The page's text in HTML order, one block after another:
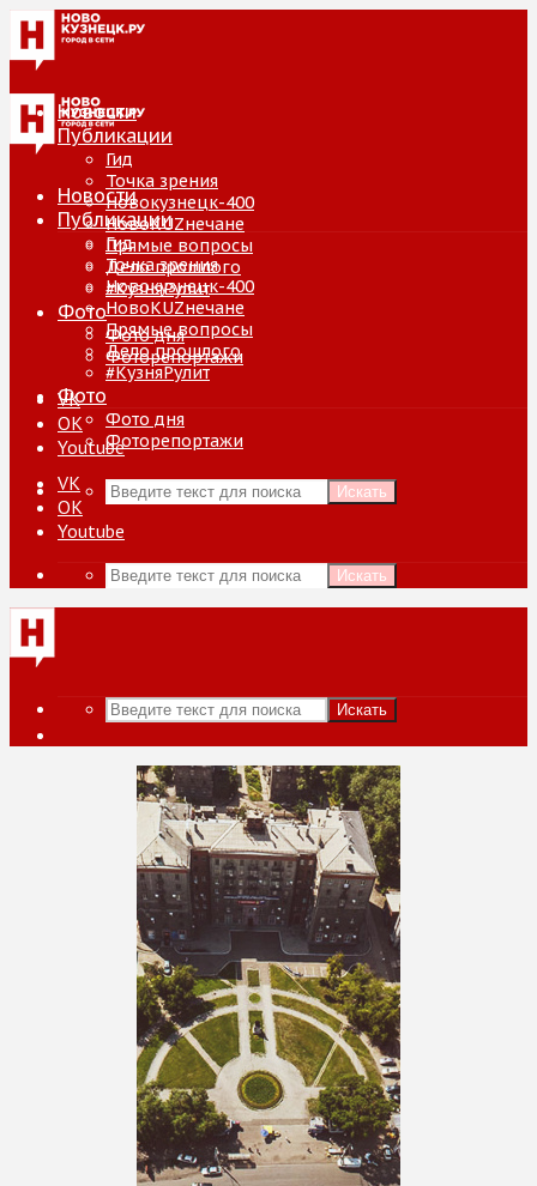
Новости
Публикации
Гид
Точка зрения
Новокузнецк-400
НовоKUZнечане
Прямые вопросы
Дело прошлого
#КузняРулит
Фото
Фото дня
Фоторепортажи
VK
ОК
Youtube
Искать
Новости
Публикации
Гид
Точка зрения
Новокузнецк-400
НовоKUZнечане
Прямые вопросы
Дело прошлого
#КузняРулит
Фото
Фото дня
Фоторепортажи
VK
ОК
Youtube
Искать
Искать